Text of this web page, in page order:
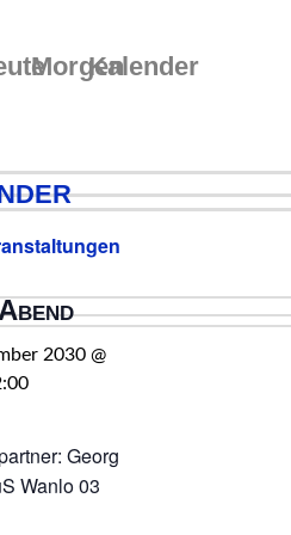
MorgenKalender
2030 @
Georg
Wanlo 03